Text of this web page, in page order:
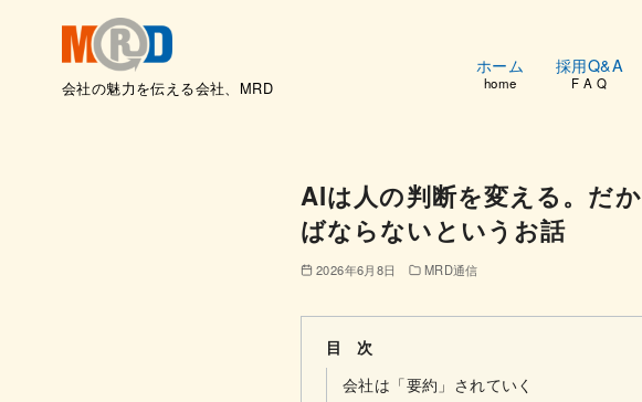
会社の魅力を伝える会社、MRD
ホーム
home
採用Q&A
F A Q
AIは人の判断を変える。だ
ばならないというお話
2026年6月8日 MRD通信
目 次
会社は「要約」されていく